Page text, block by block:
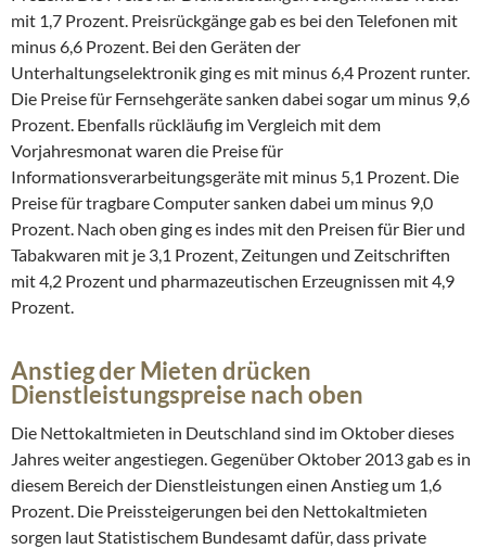
mit 1,7 Prozent. Preisrückgänge gab es bei den Telefonen mit
minus 6,6 Prozent. Bei den Geräten der
Unterhaltungselektronik ging es mit minus 6,4 Prozent runter.
Die Preise für Fernsehgeräte sanken dabei sogar um minus 9,6
Prozent. Ebenfalls rückläufig im Vergleich mit dem
Vorjahresmonat waren die Preise für
Informationsverarbeitungsgeräte mit minus 5,1 Prozent. Die
Preise für tragbare Computer sanken dabei um minus 9,0
Prozent. Nach oben ging es indes mit den Preisen für Bier und
Tabakwaren mit je 3,1 Prozent, Zeitungen und Zeitschriften
mit 4,2 Prozent und pharmazeutischen Erzeugnissen mit 4,9
Prozent.
Anstieg der Mieten drücken
Dienstleistungspreise nach oben
Die Nettokaltmieten in Deutschland sind im Oktober dieses
Jahres weiter angestiegen. Gegenüber Oktober 2013 gab es in
diesem Bereich der Dienstleistungen einen Anstieg um 1,6
Prozent. Die Preissteigerungen bei den Nettokaltmieten
sorgen laut Statistischem Bundesamt dafür, dass private